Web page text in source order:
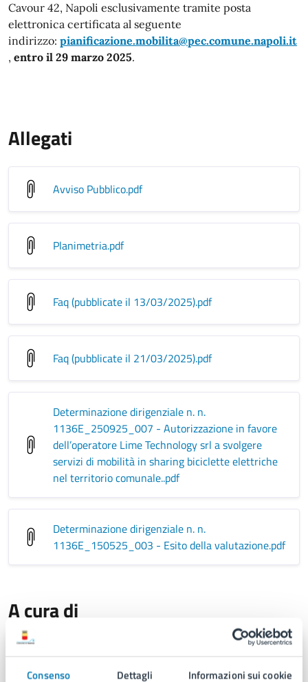
Consenso Dettagli Informazioni sui cookie
Cavour 42, Napoli esclusivamente tramite posta
elettronica certificata al seguente
indirizzo: pianificazione.mobilita@pec.comune.napoli.it
, entro il 29 marzo 2025.
Allegati
Avviso Pubblico.pdf
Planimetria.pdf
Faq (pubblicate il 13/03/2025).pdf
Faq (pubblicate il 21/03/2025).pdf
Determinazione dirigenziale n. n.
1136E_250925_007 - Autorizzazione in favore
dell’operatore Lime Technology srl a svolgere
servizi di mobilità in sharing biciclette elettriche
nel territorio comunale..pdf
Determinazione dirigenziale n. n.
1136E_150525_003 - Esito della valutazione.pdf
A cura di
Servizio Mobilità Sostenibile e